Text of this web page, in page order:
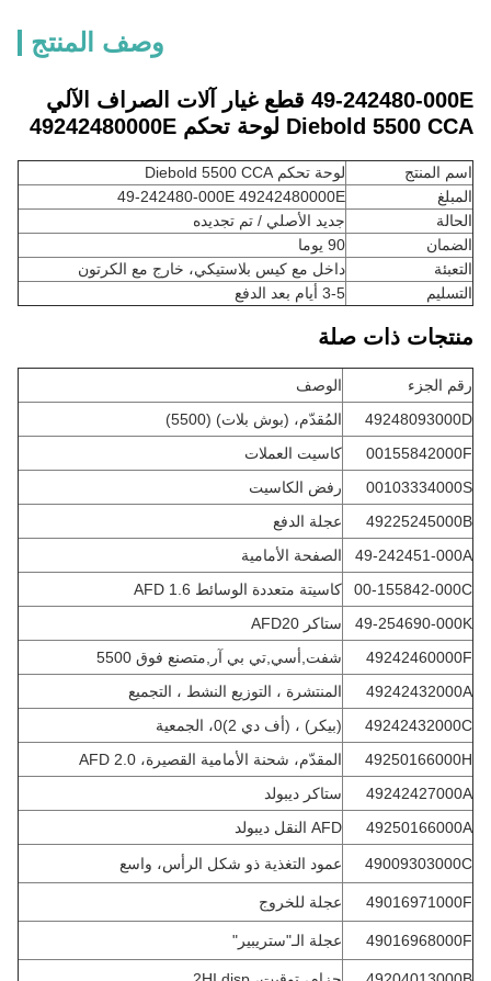
وصف المنتج
49-242480-000E قطع غيار آلات الصراف الآلي
Diebold 5500 CCA لوحة تحكم 49242480000E
اسم المنتج
لوحة تحكم Diebold 5500 CCA
المبلغ
49-242480-000E 49242480000E
الحالة
جديد الأصلي / تم تجديده
الضمان
90 يوما
التعبئة
داخل مع كيس بلاستيكي، خارج مع الكرتون
التسليم
3-5 أيام بعد الدفع
منتجات ذات صلة
رقم الجزء
الوصف
49248093000D
المُقدّم، (بوش بلات) (5500)
00155842000F
كاسيت العملات
00103334000S
رفض الكاسيت
49225245000B
عجلة الدفع
49-242451-000A
الصفحة الأمامية
00-155842-000C
كاسيتة متعددة الوسائط AFD 1.6
49-254690-000K
ستاكر AFD20
49242460000F
شفت,أسي,تي بي آر,متصنع فوق 5500
49242432000A
المنتشرة ، التوزيع النشط ، التجميع
49242432000C
(بيكر) ، (أف دي 2)0، الجمعية
49250166000H
المقدّم، شحنة الأمامية القصيرة، AFD 2.0
49242427000A
ستاكر ديبولد
49250166000A
AFD النقل ديبولد
49009303000C عمود التغذية ذو شكل الرأس، واسع
49016971000F عجلة للخروج
49016968000F عجلة الـ"ستريبير"